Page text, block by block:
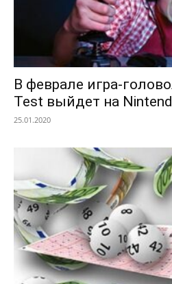
В феврале игра-
Test выйдет на
25.01.2020